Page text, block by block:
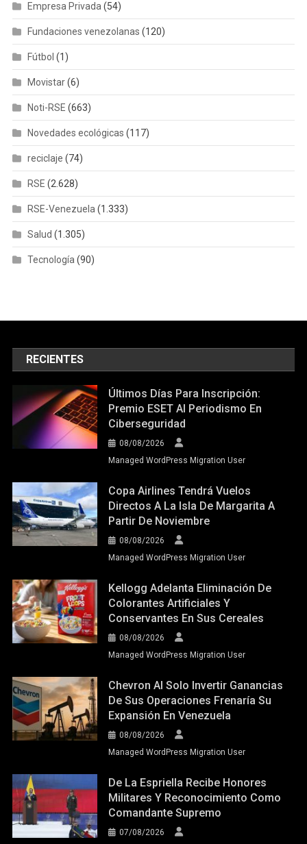
Empresa Privada(54)
Fundaciones venezolanas (120)
Fútbol (1)
Movistar(6)
Noti-RSE (663)
Novedades ecológicas (117)
reciclaje (74)
RSE (2.628)
RSE-Venezuela(1.333)
Salud (1.305)
Tecnología(90)
RECIENTES
Últimos Días Para Inscripción:
Premio ESET Al Periodismo En
Ciberseguridad
08/08/2026
Managed WordPress Migration User
Copa Airlines Tendrá Vuelos
Directos A La Isla De Margarita A
Partir De Noviembre
08/08/2026
Managed WordPress Migration User
Kellogg Adelanta Eliminación De
Colorantes Artificiales Y
Conservantes En Sus Cereales
08/08/2026
Managed WordPress Migration User
Chevron Al Solo Invertir Ganancias
De Sus Operaciones Frenaría Su
Expansión En Venezuela
08/08/2026
Managed WordPress Migration User
De La Espriella Recibe Honores
Militares Y Reconocimiento Como
Comandante Supremo
07/08/2026